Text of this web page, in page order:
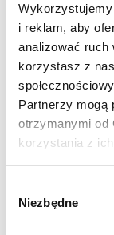
i reklam, aby
analizować ruch
korzystasz z
Partnerzy mogą
otrzymanymi od
korzystania z ich
zgody
Niezbędne